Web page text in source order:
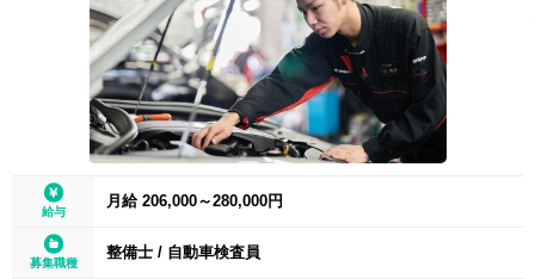
給与
月給 206,000～280,000円
募集職種
整備士 / 自動車検査員